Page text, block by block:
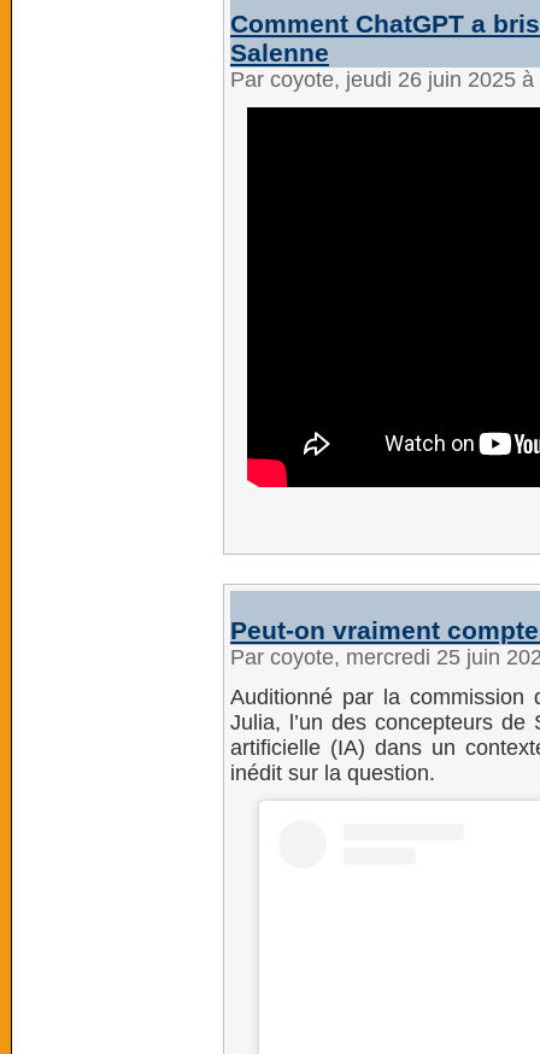
Comment ChatGPT a
Salenne
Par coyote, jeudi 26 juin 2025
Peut-on vraiment
Par coyote, mercredi 25 juin
Auditionné par la commission
Julia, l’un des concepteurs de
artificielle (IA) dans un
inédit sur la question.